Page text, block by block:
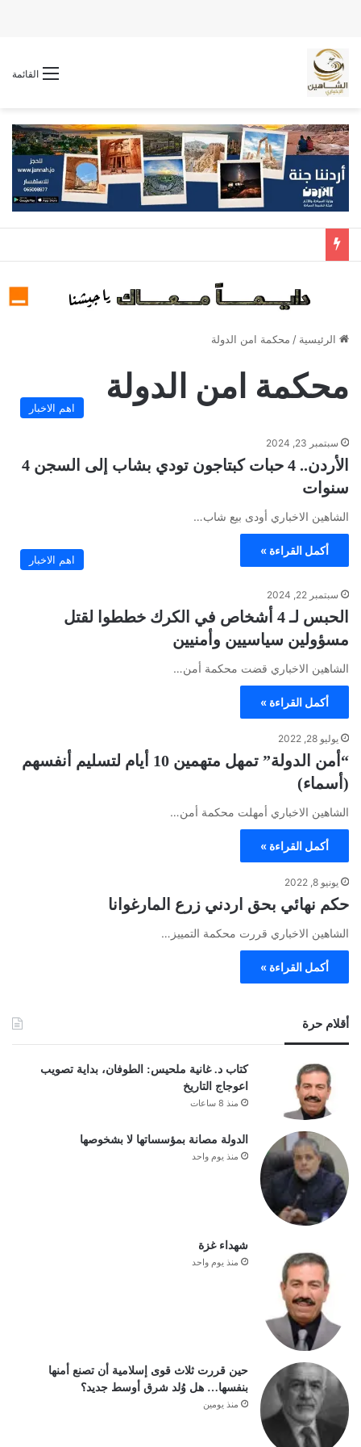
القائمة
الرئيسية / محكمة امن الدولة
محكمة امن الدولة
اهم الاخبار
سبتمبر 23, 2024
الأردن.. 4 حبات كبتاجون تودي بشاب إلى السجن 4
سنوات
الشاهين الاخباري أودى بيع شاب…
أكمل القراءة »
اهم الاخبار
سبتمبر 22, 2024
الحبس لـ 4 أشخاص في الكرك خططوا لقتل
مسؤولين سياسيين وأمنيين
الشاهين الاخباري قضت محكمة أمن…
أكمل القراءة »
يوليو 28, 2022
“أمن الدولة” تمهل متهمين 10 أيام لتسليم أنفسهم
(أسماء)
الشاهين الاخباري أمهلت محكمة أمن…
أكمل القراءة »
يونيو 8, 2022
حكم نهائي بحق اردني زرع المارغوانا
الشاهين الاخباري قررت محكمة التمييز…
أكمل القراءة »
أقلام حرة
كتاب د. غانية ملحيس: الطوفان، بداية تصويب
اعوجاج التاريخ
منذ 8 ساعات
الدولة مصانة بمؤسساتها لا بشخوصها
منذ يوم واحد
شهداء غزة
منذ يوم واحد
حين قررت ثلاث قوى إسلامية أن تصنع أمنها
بنفسها… هل وُلد شرق أوسط جديد؟
منذ يومين